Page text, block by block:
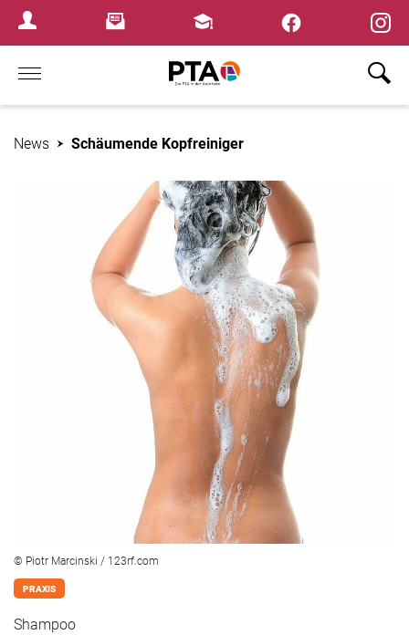
Login MenuNewsletterFortbildungen
Home
News Schäumende Kopfreiniger
© Piotr Marcinski / 123rf.com
PRAXIS
Shampoo
×